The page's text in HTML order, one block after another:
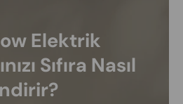
Elektrik
Sıfıra Nasıl